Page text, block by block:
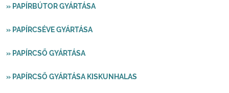
» PAPÍRBÚTOR GYÁRTÁSA
» PAPÍRCSÉVE GYÁRTÁSA
» PAPÍRCSŐ GYÁRTÁSA
» PAPÍRCSŐ GYÁRTÁSA KISKUNHALAS